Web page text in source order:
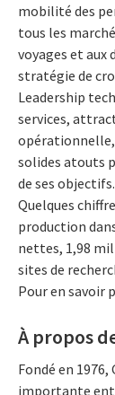
mobilité des
tous les
voyages et aux
stratégie de
Leadership
services,
opérationnelle,
solides atouts
de ses objectifs.
Quelques
production
nettes, 1,98
sites de
Pour en savoir
À propos
Fondé en
importante